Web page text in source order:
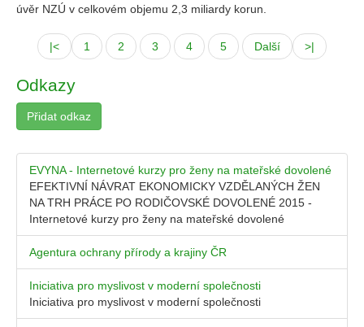
úvěr NZÚ v celkovém objemu 2,3 miliardy korun.
|< 1 2 3 4 5 Další >|
Odkazy
Přidat odkaz
EVYNA - Internetové kurzy pro ženy na mateřské dovolené
EFEKTIVNÍ NÁVRAT EKONOMICKY VZDĚLANÝCH ŽEN
NA TRH PRÁCE PO RODIČOVSKÉ DOVOLENÉ 2015 -
Internetové kurzy pro ženy na mateřské dovolené
Agentura ochrany přírody a krajiny ČR
Iniciativa pro myslivost v moderní společnosti
Iniciativa pro myslivost v moderní společnosti